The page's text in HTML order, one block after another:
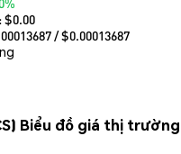
$0.00
/ $0.00013687
Biểu đồ giá thị trường